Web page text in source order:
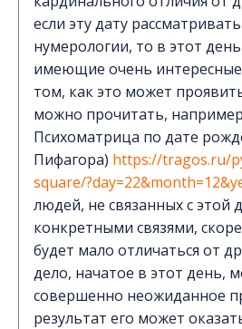
если эту дату
нумерологии, то в этот
имеющие очень интересные
том, как это может
можно прочитать,
Психоматрица по дате
Пифагора) https://tragos.ru/
square/
людей, не связанных с этой
конкретными связями,
будет мало отличаться от
дело, начатое в этот день,
совершенно неожиданное
результат его может